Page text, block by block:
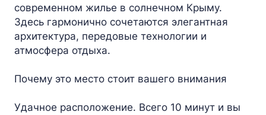
современном жилье в солнечном Крыму.
Здесь гармонично сочетаются элегантная
архитектура, передовые технологии и
атмосфера отдыха.
Почему это место стоит вашего внимания
Удачное расположение. Всего 10 минут и вы